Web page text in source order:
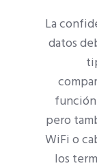
La
datos
pero
WiFi o
los